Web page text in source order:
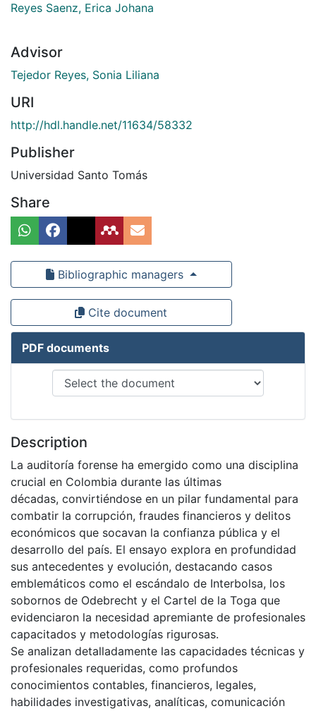
Reyes Saenz, Erica Johana
Advisor
Tejedor Reyes, Sonia Liliana
URI
http://hdl.handle.net/11634/58332
Publisher
Universidad Santo Tomás
Share
Bibliographic managers
Cite document
PDF documents
Description
La auditoría forense ha emergido como una disciplina
crucial en Colombia durante las últimas
décadas, convirtiéndose en un pilar fundamental para
combatir la corrupción, fraudes financieros y delitos
económicos que socavan la confianza pública y el
desarrollo del país. El ensayo explora en profundidad
sus antecedentes y evolución, destacando casos
emblemáticos como el escándalo de Interbolsa, los
sobornos de Odebrecht y el Cartel de la Toga que
evidenciaron la necesidad apremiante de profesionales
capacitados y metodologías rigurosas.
Se analizan detalladamente las capacidades técnicas y
profesionales requeridas, como profundos
conocimientos contables, financieros, legales,
habilidades investigativas, analíticas, comunicación